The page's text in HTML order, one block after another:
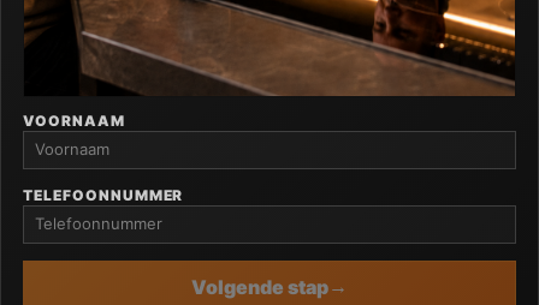
VOORNAAM
TELEFOONNUMMER
Volgende stap